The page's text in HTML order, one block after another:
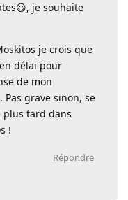
je souhaite
je crois que
délai pour
de mon
Pas grave sinon, se
plus tard dans
!
Répondre